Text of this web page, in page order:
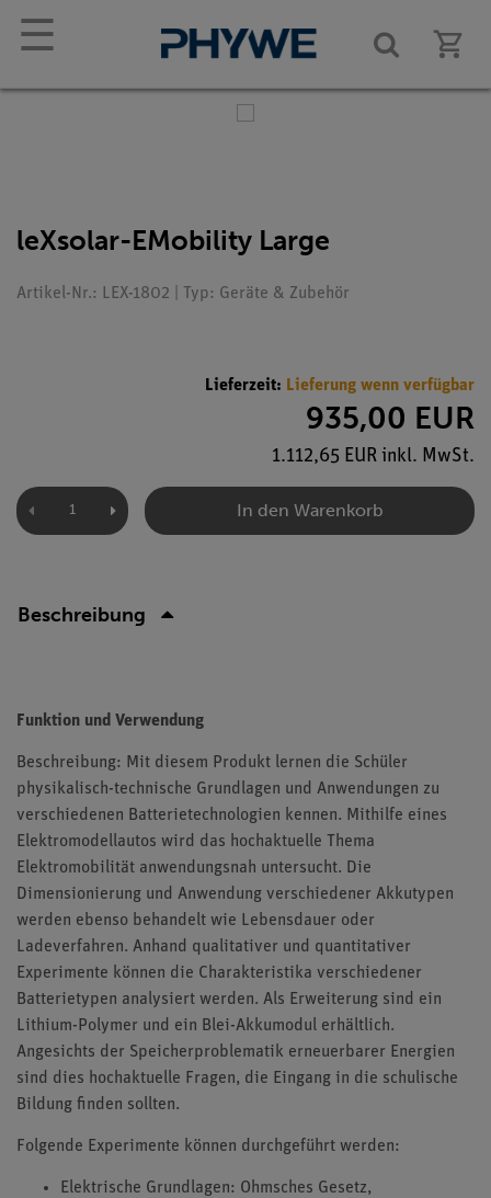
☰
leXsolar-EMobility Large
Artikel-Nr.: LEX-1802 | Typ: Geräte & Zubehör
Lieferzeit: Lieferung wenn verfügbar
935,00 EUR
1.112,65 EUR inkl. MwSt.
In den Warenkorb
Beschreibung
Funktion und Verwendung
Beschreibung: Mit diesem Produkt lernen die Schüler
physikalisch-technische Grundlagen und Anwendungen zu
verschiedenen Batterietechnologien kennen. Mithilfe eines
Elektromodellautos wird das hochaktuelle Thema
Elektromobilität anwendungsnah untersucht. Die
Dimensionierung und Anwendung verschiedener Akkutypen
werden ebenso behandelt wie Lebensdauer oder
Ladeverfahren. Anhand qualitativer und quantitativer
Experimente können die Charakteristika verschiedener
Batterietypen analysiert werden. Als Erweiterung sind ein
Lithium-Polymer und ein Blei-Akkumodul erhältlich.
Angesichts der Speicherproblematik erneuerbarer Energien
sind dies hochaktuelle Fragen, die Eingang in die schulische
Bildung finden sollten.
Folgende Experimente können durchgeführt werden:
Elektrische Grundlagen: Ohmsches Gesetz,